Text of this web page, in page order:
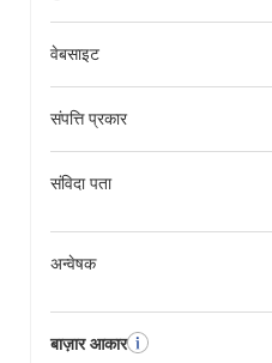
वेबसाइट
संपत्ति प्रकार
संविदा पता
अन्वेषक
बाज़ार आकार